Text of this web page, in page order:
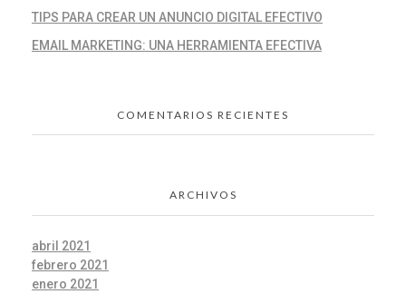
TIPS PARA CREAR UN ANUNCIO DIGITAL EFECTIVO
EMAIL MARKETING: UNA HERRAMIENTA EFECTIVA
COMENTARIOS RECIENTES
ARCHIVOS
abril 2021
febrero 2021
enero 2021